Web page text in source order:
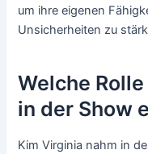
um ihre eigenen
Unsicherheiten zu
Welche
in der Show
Kim Virginia nahm in